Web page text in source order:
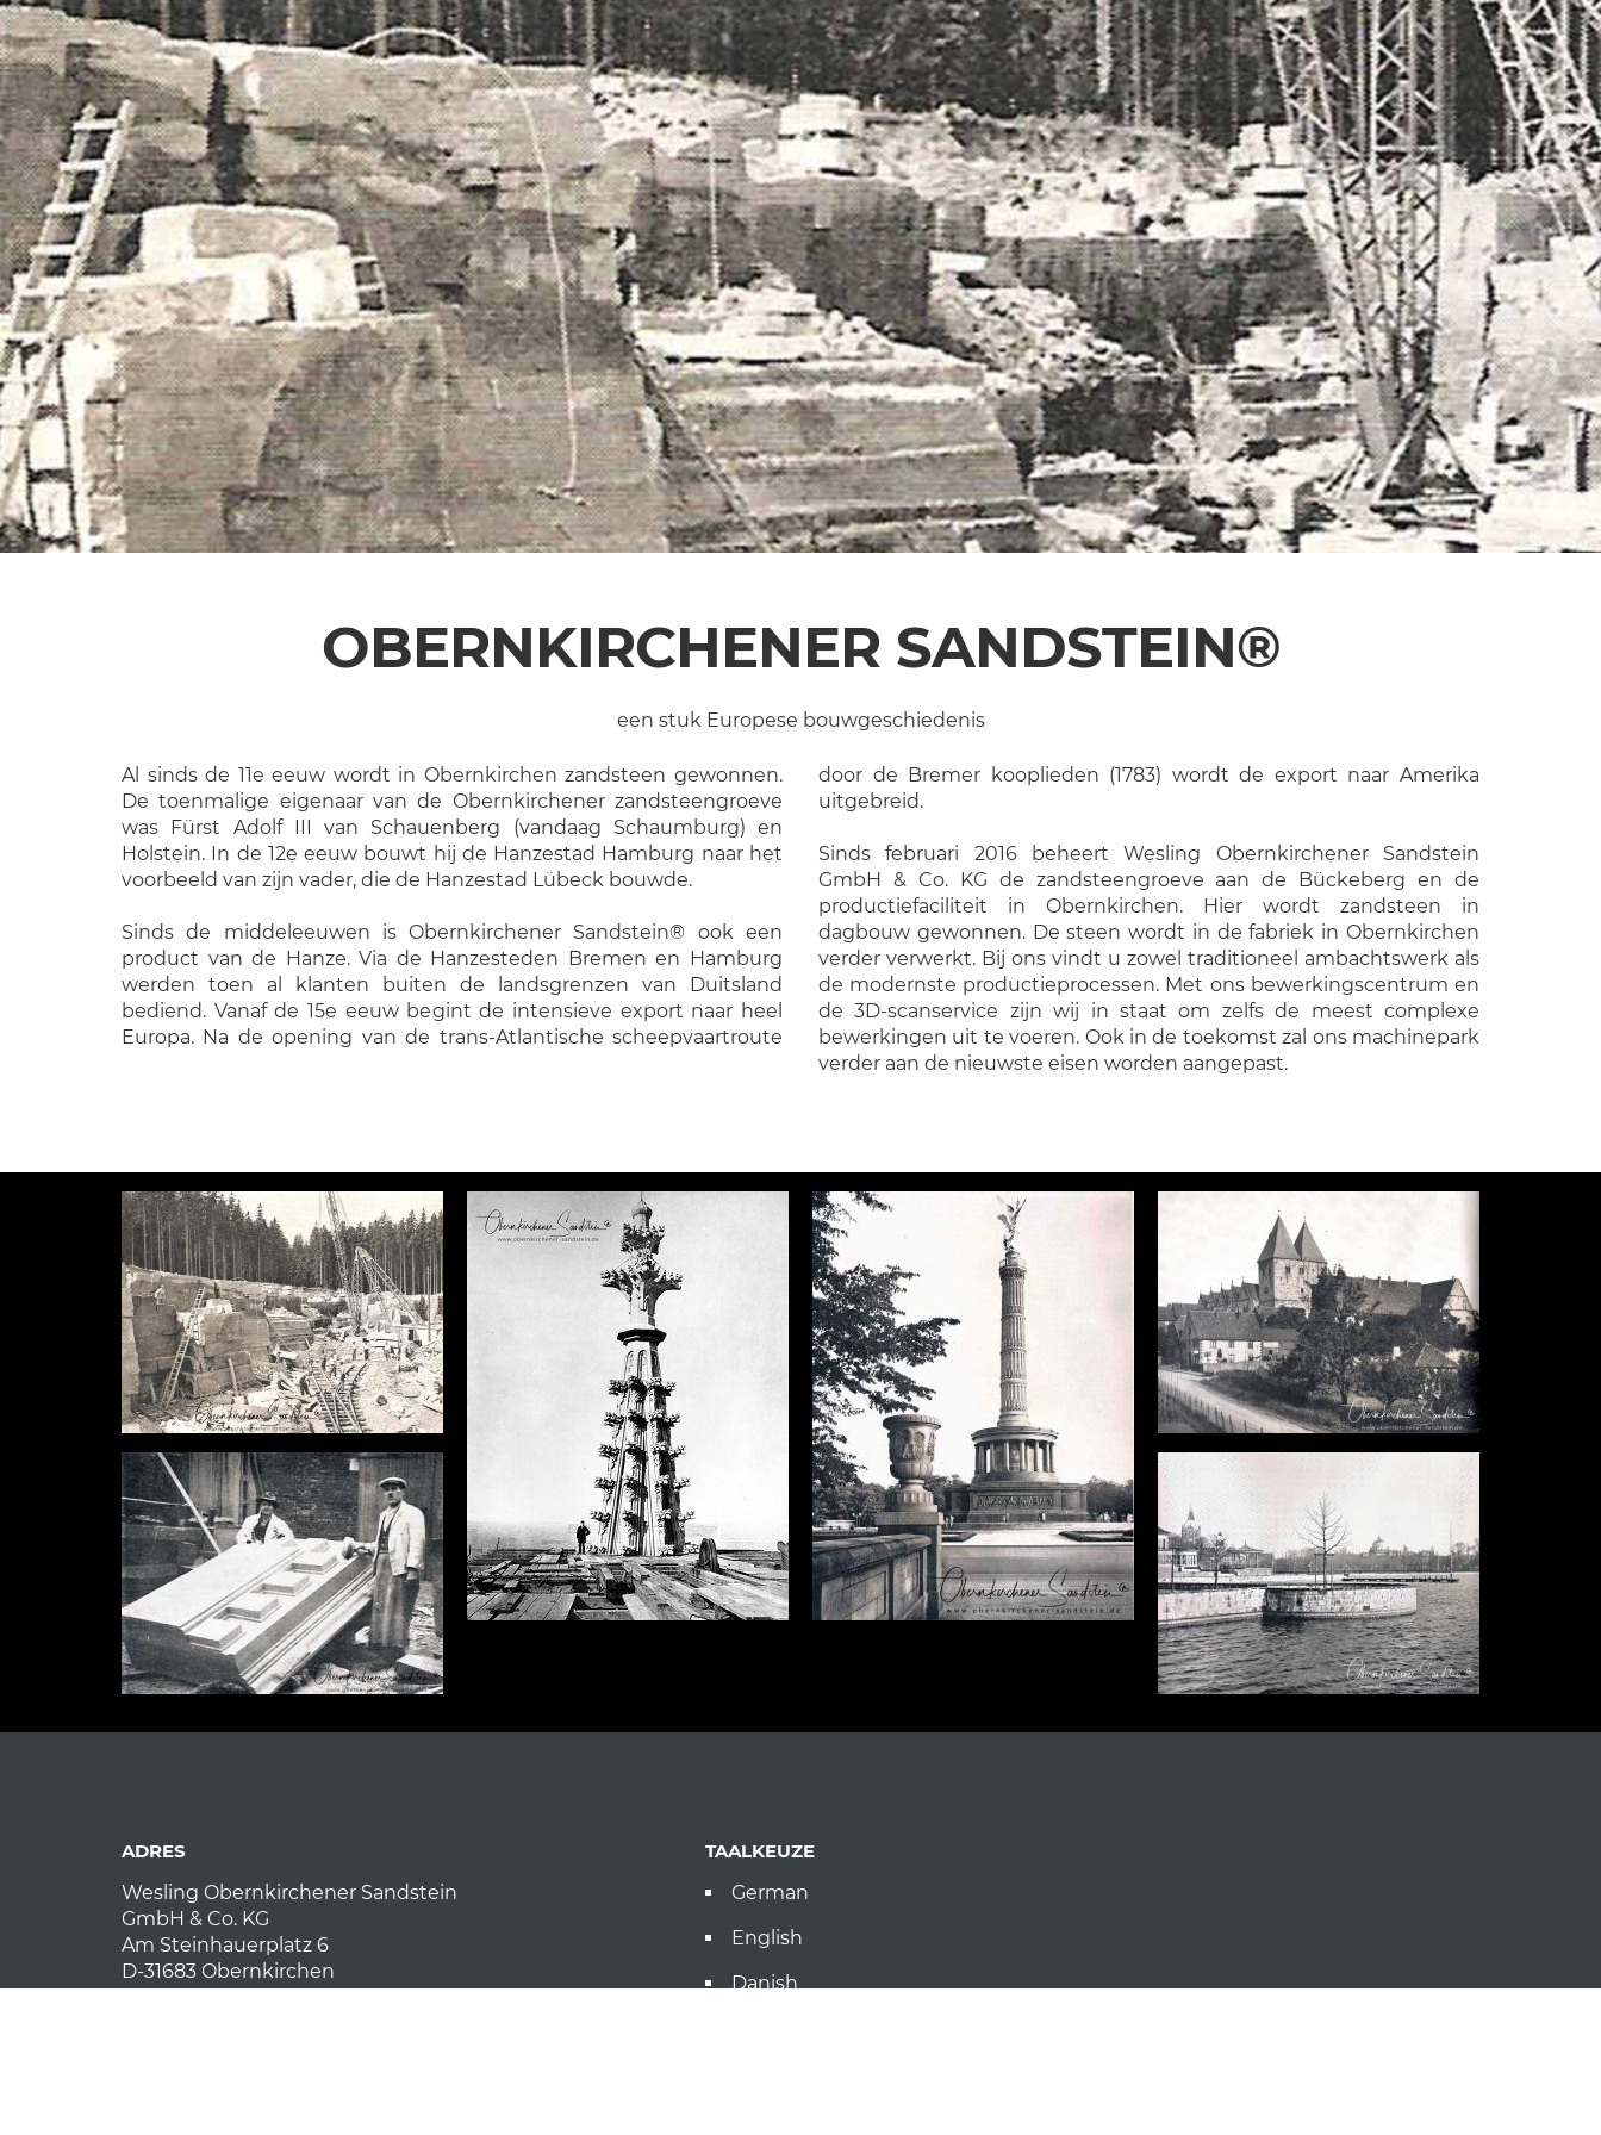
OBERNKIRCHENER SANDSTEIN®
een stuk Europese bouwgeschiedenis
Al sinds de 11e eeuw wordt in Obernkirchen zandsteen gewonnen.
De toenmalige eigenaar van de Obernkirchener zandsteengroeve
was Fürst Adolf III van Schauenberg (vandaag Schaumburg) en
Holstein. In de 12e eeuw bouwt hij de Hanzestad Hamburg naar het
voorbeeld van zijn vader, die de Hanzestad Lübeck bouwde.
Sinds de middeleeuwen is Obernkirchener Sandstein® ook een
product van de Hanze. Via de Hanzesteden Bremen en Hamburg
werden toen al klanten buiten de landsgrenzen van Duitsland
bediend. Vanaf de 15e eeuw begint de intensieve export naar heel
Europa. Na de opening van de trans-Atlantische scheepvaartroute
door de Bremer kooplieden (1783) wordt de export naar Amerika
uitgebreid.
Sinds februari 2016 beheert Wesling Obernkirchener Sandstein
GmbH & Co. KG de zandsteengroeve aan de Bückeberg en de
productiefaciliteit in Obernkirchen. Hier wordt zandsteen in
dagbouw gewonnen. De steen wordt in de fabriek in Obernkirchen
verder verwerkt. Bij ons vindt u zowel traditioneel ambachtswerk als
de modernste productieprocessen. Met ons bewerkingscentrum en
de 3D-scanservice zijn wij in staat om zelfs de meest complexe
bewerkingen uit te voeren. Ook in de toekomst zal ons machinepark
verder aan de nieuwste eisen worden aangepast.
ADRES
Wesling Obernkirchener Sandstein
GmbH & Co. KG
Am Steinhauerplatz 6
D-31683 Obernkirchen
TAALKEUZE
German
English
Danish